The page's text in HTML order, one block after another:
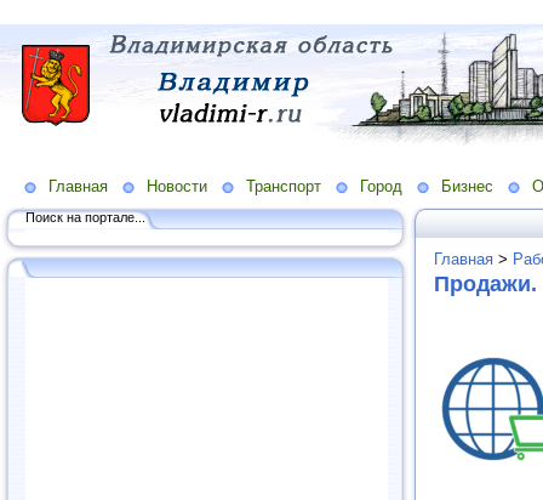
Главная Новости Транспорт Город Бизнес
Поиск на портале...
Главная >
Продажи.